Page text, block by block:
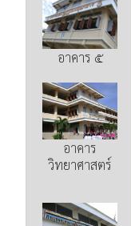
อาคาร ๕
อาคาร
วิทยาศาสตร์